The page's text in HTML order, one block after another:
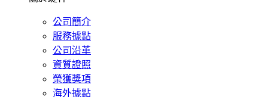
公司簡介
服務據點
公司沿革
資質證照
榮獲獎項
海外據點